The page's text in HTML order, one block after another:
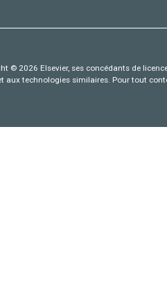
© 2026 Elsevier, ses concédants de
aux technologies similaires. Pour tout